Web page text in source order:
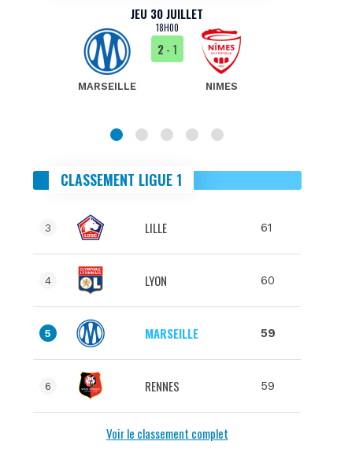
JEU 30 JUILLET
18H00
MARSEILLE
2- 1
NIMES
CLASSEMENT LIGUE 1
3 LILLE 61
4 LYON 60
5 MARSEILLE 59
6 RENNES 59
Voir le classement complet